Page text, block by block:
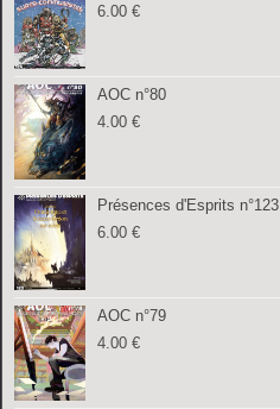
6.00€
AOC n°80
4.00€
Présences d'Esprits n°123
6.00€
AOC n°79
4.00€